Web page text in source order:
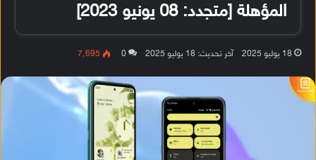
المؤهلة [متجدد: 08 يونيو 2023]
18 يوليو 2025 آخر تحديث: 18 يوليو 2025 0 7٬695